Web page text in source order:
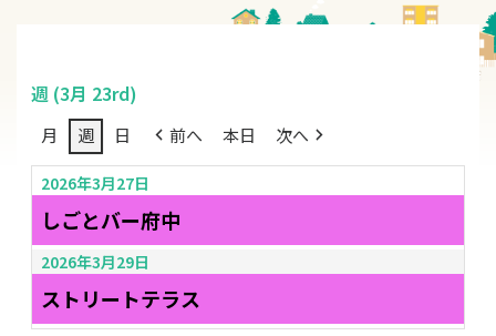
週 (3月 23rd)
月 週 日 前へ 本日 次へ
2026年3月27日
しごとバー府中
2026年3月29日
ストリートテラス